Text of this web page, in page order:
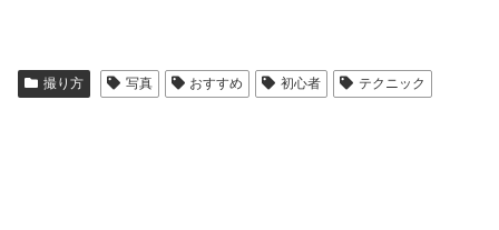
撮り方 写真 おすすめ 初心者 テクニック